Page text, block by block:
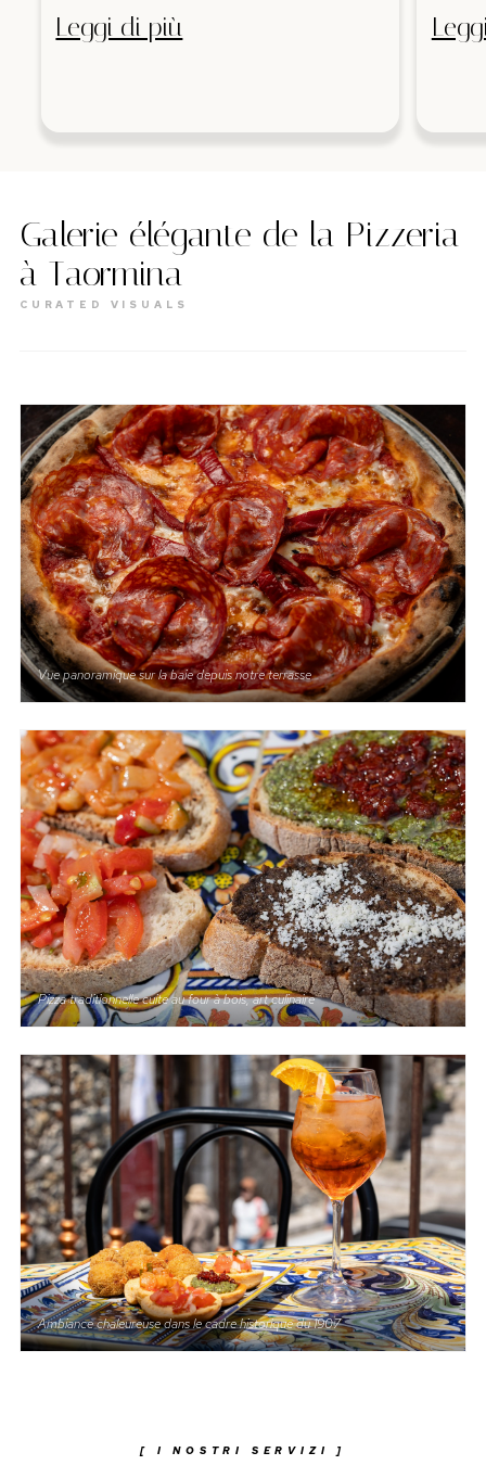
Leggi di più
Galerie élégante de la Pizzeria
à Taormina
CURATED VISUALS
Vue panoramique sur la baie depuis notre terrasse
Pizza traditionnelle cuite au four à bois, art culinaire
Ambiance chaleureuse dans le cadre historique du 1907
[ I NOSTRI SERVIZI ]